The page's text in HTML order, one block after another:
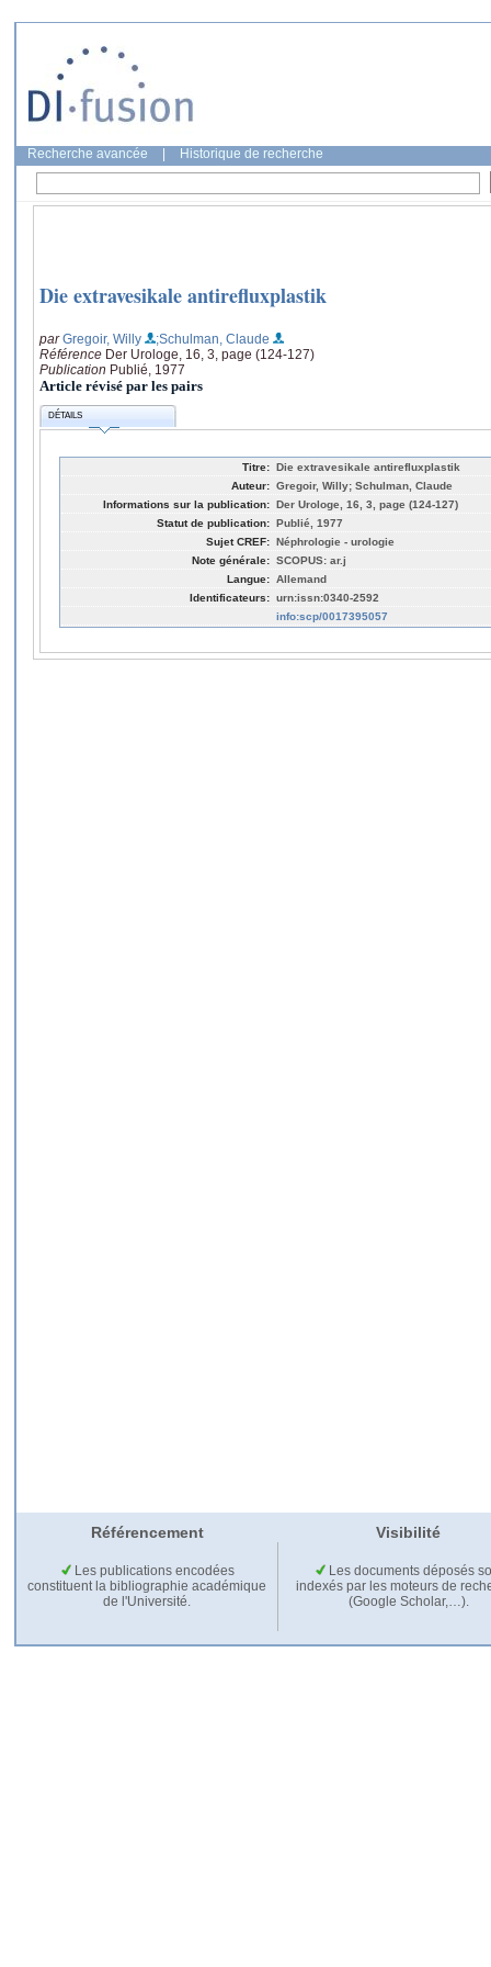
Recherche avancée Historique de recherche
Die extravesikale antirefluxplastik
parGregoir, Willy
;Schulman, Claude
Référence Der Urologe, 16, 3, page (124-127)
Publication Publié, 1977
Article révisé par les pairs
DÉTAILS
Titre: Die extravesikale antirefluxplastik
Auteur: Gregoir, Willy; Schulman, Claude
Informations sur la publication: Der Urologe, 16, 3, page (124-127)
Statut de publication: Publié, 1977
Sujet CREF: Néphrologie - urologie
Note générale: SCOPUS: ar.j
Langue: Allemand
Identificateurs: urn:issn:0340-2592
info:scp/0017395057
Référencement Visibilité
Les publications encodées
constituent la bibliographie académique
de l'Université.
Les documents déposés
indexés par les moteurs de
(Google Scholar,…).